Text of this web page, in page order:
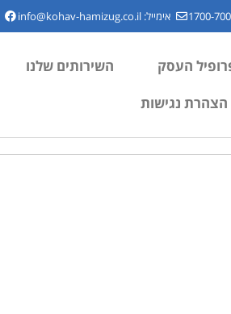
אימייל:info@kohav-hamizug.co.il
העסק השירותים שלנו
הצהרת נגישות